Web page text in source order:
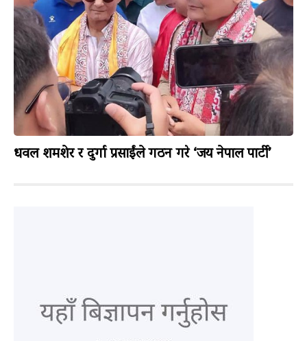
धवल शमशेर र दुर्गा प्रसाईंले गठन गरे ‘जय नेपाल पार्टी’